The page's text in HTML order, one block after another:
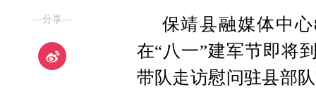
—分享—
保靖县融媒体中
在“八一”建军节即将
带队走访慰问驻县部